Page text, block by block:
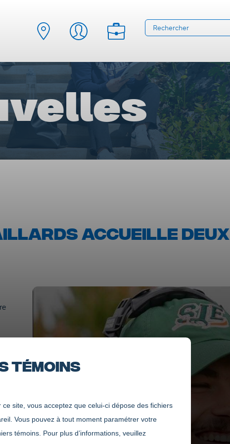
témoins
site, vous acceptez que celui-ci dépose des fichiers
Vous pouvez à tout moment paramétrer votre
témoins. Pour plus d’informations, veuillez
ACCUEILLE DEUX
a